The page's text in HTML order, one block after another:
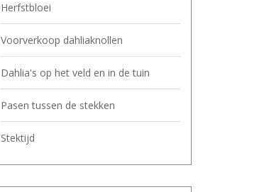
Herfstbloei
Voorverkoop dahliaknollen
Dahlia's op het veld en in de tuin
Pasen tussen de stekken
Stektijd